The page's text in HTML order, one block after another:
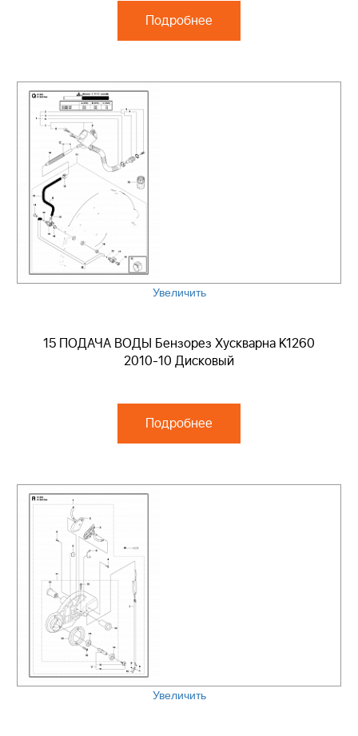
Подробнее
Увеличить
15 ПОДАЧА ВОДЫ Бензорез Хускварна K1260
2010-10 Дисковый
Подробнее
Увеличить